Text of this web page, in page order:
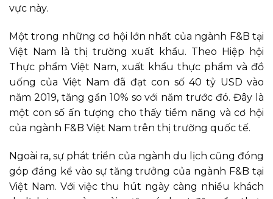
vực này.
Một trong những cơ hội lớn nhất của ngành F&B tại
Việt Nam là thị trường xuất khẩu. Theo Hiệp hội
Thực phẩm Việt Nam, xuất khẩu thực phẩm và đồ
uống của Việt Nam đã đạt con số 40 tỷ USD vào
năm 2019, tăng gần 10% so với năm trước đó. Đây là
một con số ấn tượng cho thấy tiềm năng và cơ hội
của ngành F&B Việt Nam trên thị trường quốc tế.
Ngoài ra, sự phát triển của ngành du lịch cũng đóng
góp đáng kể vào sự tăng trưởng của ngành F&B tại
Việt Nam. Với việc thu hút ngày càng nhiều khách